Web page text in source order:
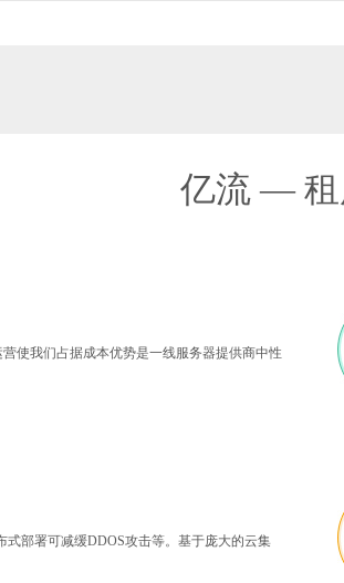
亿流 — 租
使我们占据成本优势是一线服务器提供商中性
式部署可减缓DDOS攻击等。基于庞大的云集